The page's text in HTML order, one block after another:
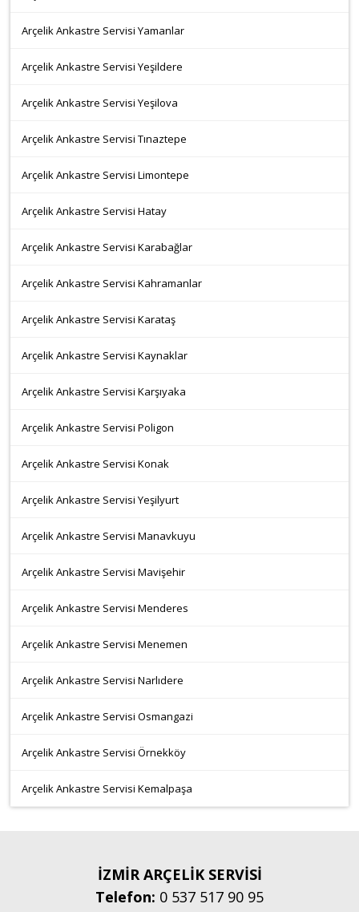
Arçelik Ankastre Servisi Yamanlar
Arçelik Ankastre Servisi Yeşildere
Arçelik Ankastre Servisi Yeşilova
Arçelik Ankastre Servisi Tınaztepe
Arçelik Ankastre Servisi Limontepe
Arçelik Ankastre Servisi Hatay
Arçelik Ankastre Servisi Karabağlar
Arçelik Ankastre Servisi Kahramanlar
Arçelik Ankastre Servisi Karataş
Arçelik Ankastre Servisi Kaynaklar
Arçelik Ankastre Servisi Karşıyaka
Arçelik Ankastre Servisi Poligon
Arçelik Ankastre Servisi Konak
Arçelik Ankastre Servisi Yeşilyurt
Arçelik Ankastre Servisi Manavkuyu
Arçelik Ankastre Servisi Mavişehir
Arçelik Ankastre Servisi Menderes
Arçelik Ankastre Servisi Menemen
Arçelik Ankastre Servisi Narlıdere
Arçelik Ankastre Servisi Osmangazi
Arçelik Ankastre Servisi Örnekköy
Arçelik Ankastre Servisi Kemalpaşa
İZMİR ARÇELİK SERVİSİ
Telefon: 0 537 517 90 95